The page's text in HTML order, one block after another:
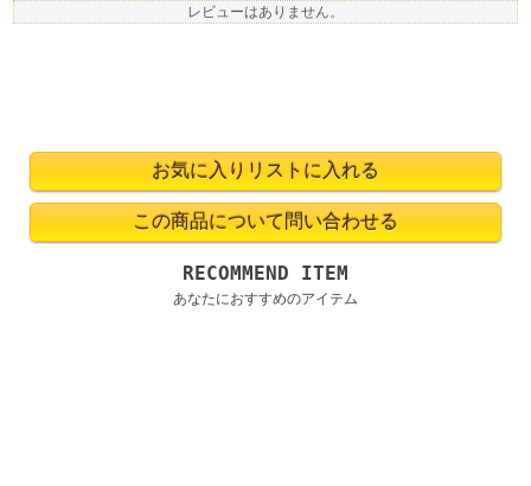
レビューはありません。
RECOMMEND ITEM
あなたにおすすめのアイテム